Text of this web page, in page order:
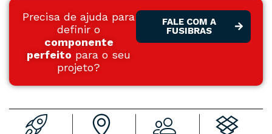
Precisa de ajuda para
definir o
componente
perfeito para o seu
projeto?
FALE COM A
FUSIBRAS